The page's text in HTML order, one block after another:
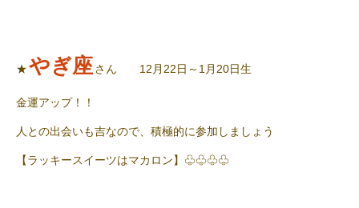
★やぎ座さん 12月22日～1月20日生
金運アップ！！
人との出会いも吉なので、積極的に参加しましょう
【ラッキースイーツはマカロン】♧♧♧♧